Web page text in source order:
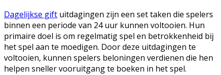
Dagelijkse gift uitdagingen zijn een set taken die spelers
binnen een periode van 24 uur kunnen voltooien. Hun
primaire doel is om regelmatig spel en betrokkenheid bij
het spel aan te moedigen. Door deze uitdagingen te
voltooien, kunnen spelers beloningen verdienen die hen
helpen sneller vooruitgang te boeken in het spel.